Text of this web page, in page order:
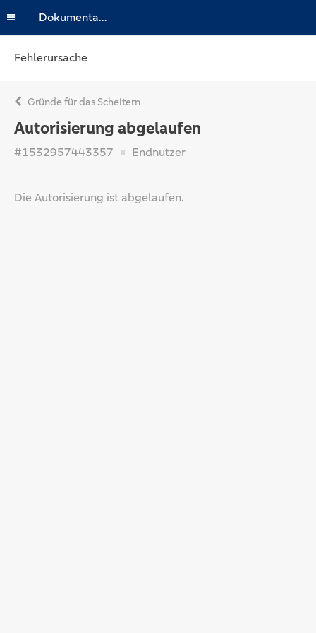
Dokumentation
Fehlerursache
Gründe für das Scheitern
Autorisierung abgelaufen
#1532957443357 Endnutzer
Die Autorisierung ist abgelaufen.